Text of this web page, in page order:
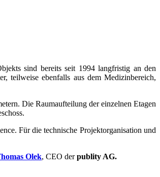
sind bereits seit 1994 langfristig an den
teilweise ebenfalls aus dem Medizinbereich,
Die Raumaufteilung der einzelnen Etagen
Für die technische Projektorganisation und
Olek, CEO derpublity AG.